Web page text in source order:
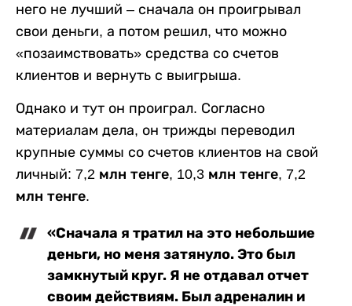
него не лучший – сначала он проигрывал
свои деньги, а потом решил, что можно
«позаимствовать» средства со счетов
клиентов и вернуть с выигрыша.
Однако и тут он проиграл. Согласно
материалам дела, он трижды переводил
крупные суммы со счетов клиентов на свой
личный: 7,2 млн тенге, 10,3 млн тенге, 7,2
млн тенге.
«Сначала я тратил на это небольшие
деньги, но меня затянуло. Это был
замкнутый круг. Я не отдавал отчет
своим действиям. Был адреналин и